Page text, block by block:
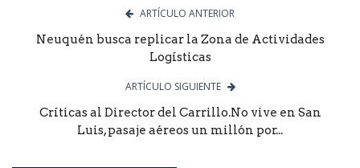
ARTÍCULO ANTERIOR
Neuquén busca replicar la Zona de Actividades
Logísticas
ARTÍCULO SIGUIENTE
Críticas al Director del Carrillo.No vive en San
Luis, pasaje aéreos un millón por...